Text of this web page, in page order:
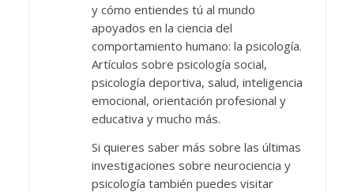
y cómo entiendes tú al mundo
apoyados en la ciencia del
comportamiento humano: la psicología.
Artículos sobre psicología social,
psicología deportiva, salud, inteligencia
emocional, orientación profesional y
educativa y mucho más.
Si quieres saber más sobre las últimas
investigaciones sobre neurociencia y
psicología también puedes visitar